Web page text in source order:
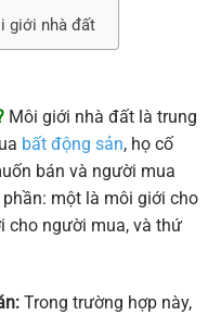
giới nhà đất
Môi giới nhà đất là trung
bất động sản, họ cố
bán và người mua
một là môi giới cho
cho người mua, và thứ
Trong trường hợp này,